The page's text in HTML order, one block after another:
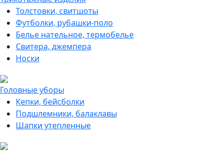
Толстовки, свитшоты
Футболки, рубашки-поло
Белье нательное, термобелье
Свитера, джемпера
Носки
Головные уборы
Кепки, бейсболки
Подшлемники, балаклавы
Шапки утепленные